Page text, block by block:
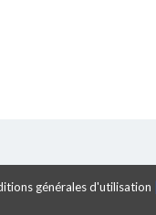
générales d'utilisation